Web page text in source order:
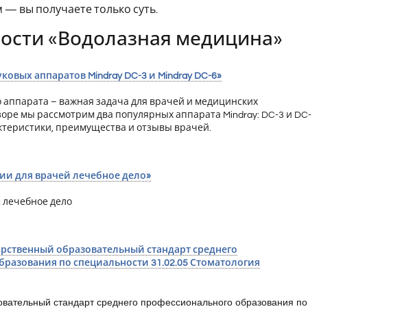
получаете только суть.
«Водолазная медицина»
аппаратов Mindray DC-3 и Mindray DC-6»
аппарата – важная задача для врачей и медицинских
мы рассмотрим два популярных аппарата Mindray: DC-3 и DC-
преимущества и отзывы врачей.
для врачей лечебное дело»
дело
образовательный стандарт среднего
по специальности 31.02.05 Стоматология
стандарт среднего профессионального образования по